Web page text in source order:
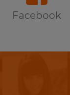
Facebook